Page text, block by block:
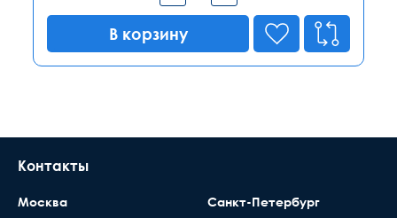
В корзину
Контакты
Москва Санкт-Петербург